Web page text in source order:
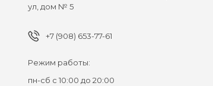
ул, дом № 5
+7 (908) 653-77-61
Режим работы:
пн-сб с 10:00 до 20:00